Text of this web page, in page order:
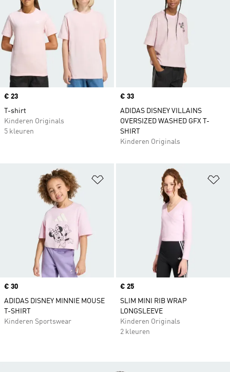
Price
€ 23
T-shirt
Kinderen Originals
5 kleuren
Price
€ 33
ADIDAS DISNEY VILLAINS
OVERSIZED WASHED GFX T-
SHIRT
Kinderen Originals
Op verlanglijst zetten
Price
€ 30
ADIDAS DISNEY MINNIE MOUSE
T-SHIRT
Kinderen Sportswear
Price
€ 25
SLIM MINI RIB WRAP
LONGSLEEVE
Kinderen Originals
2 kleuren